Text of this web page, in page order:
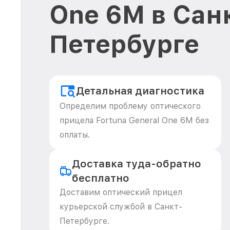
One 6M в
Петербурге
Детальная диагностика
Определим проблему оптического
прицела Fortuna General One 6M без
оплаты.
Доставка туда-обратно
бесплатно
Доставим оптический прицел
курьерской службой в Санкт-
Петербурге.